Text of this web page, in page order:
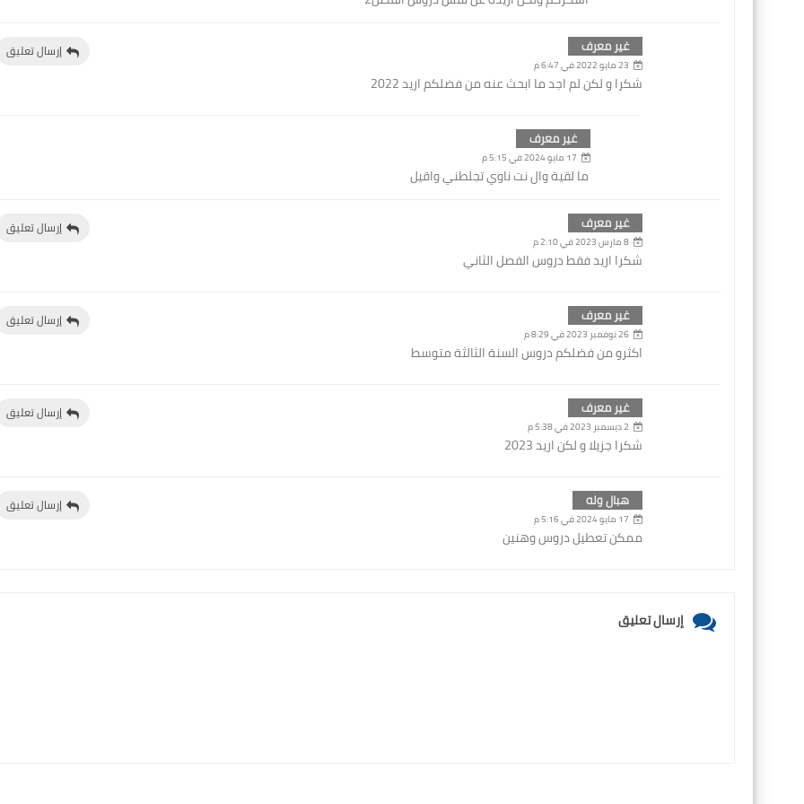
غير معرف
23 مايو 2022 في 6:47 م
شكرا و لكن لم اجد ما ابحث عنه من فضلكم اريد 2022
إرسال تعليق
غير معرف
17 مايو 2024 في 5:15 م
ما لقية وال نت ناوي تجلطني واقيل
غير معرف
8 مارس 2023 في 2:10 م
شكرا اريد فقط دروس الفصل الثاني
إرسال تعليق
غير معرف
26 نوفمبر 2023 في 8:29 م
اكثرو من فضلكم دروس السنة الثالثة متوسط
إرسال تعليق
غير معرف
2 ديسمبر 2023 في 5:38 م
شكرا جزيلا و لكن اريد 2023
إرسال تعليق
هبال وله
17 مايو 2024 في 5:16 م
ممكن تعطيل دروس وهنين
إرسال تعليق
إرسال تعليق